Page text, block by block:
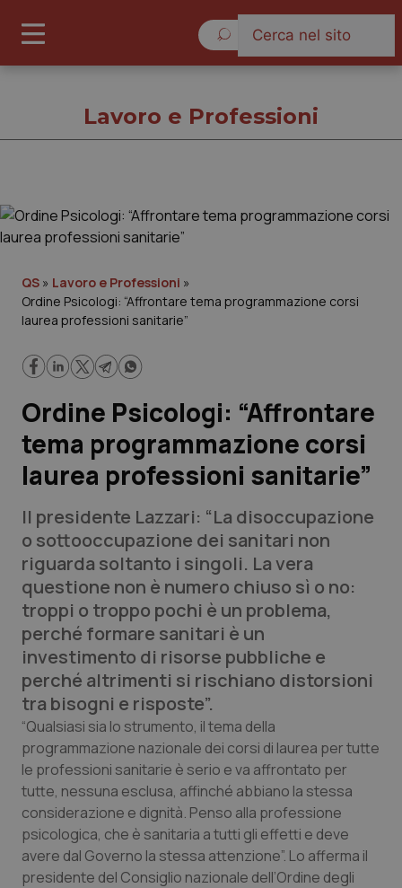
Governo e Parlamento
Regioni e Asl
Lavoro e Professioni
Scienza e Farmaci
Studi e Analisi
Lettere al direttore
Edizioni Regionali
QS Pro
Professionisti Sanitari.AI
Abruzzo
Basilicata
Calabria
Campania
QS Pro Gold
Artrite & artrosi
Asma & BPCO
Car-T
QS Club Newsletter
Lavoro e Professioni
QS » Lavoro e Professioni »
Ordine Psicologi: “Affrontare tema programmazione corsi
laurea professioni sanitarie”
Ordine Psicologi: “Affrontare
tema programmazione corsi
laurea professioni sanitarie”
Il presidente Lazzari: “La disoccupazione
o sottooccupazione dei sanitari non
riguarda soltanto i singoli. La vera
questione non è numero chiuso sì o no:
troppi o troppo pochi è un problema,
perché formare sanitari è un
investimento di risorse pubbliche e
perché altrimenti si rischiano distorsioni
tra bisogni e risposte”.
“Qualsiasi sia lo strumento, il tema della
programmazione nazionale dei corsi di laurea per tutte
le professioni sanitarie è serio e va affrontato per
tutte, nessuna esclusa, affinché abbiano la stessa
considerazione e dignità. Penso alla professione
psicologica, che è sanitaria a tutti gli effetti e deve
avere dal Governo la stessa attenzione”. Lo afferma il
presidente del Consiglio nazionale dell’Ordine degli